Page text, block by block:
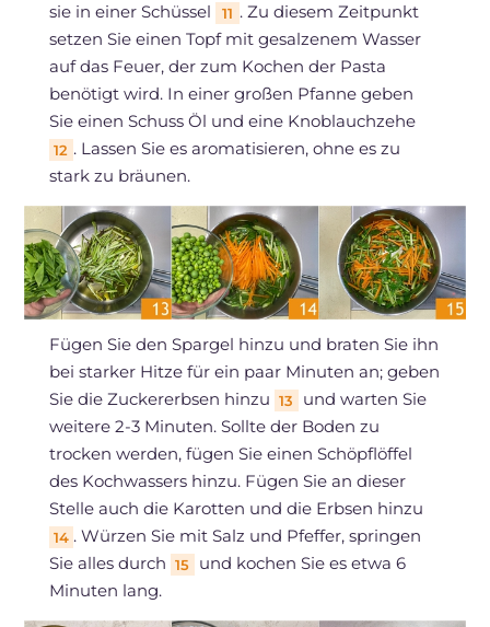
sie in einer Schüssel
11 . Zu diesem Zeitpunkt
setzen Sie einen Topf mit gesalzenem Wasser
auf das Feuer, der zum Kochen der Pasta
benötigt wird. In einer großen Pfanne geben
Sie einen Schuss Öl und eine Knoblauchzehe
12 . Lassen Sie es aromatisieren, ohne es zu
stark zu bräunen.
Fügen Sie den Spargel hinzu und braten Sie ihn
bei starker Hitze für ein paar Minuten an; geben
Sie die Zuckererbsen hinzu 13
und warten Sie
weitere 2-3 Minuten. Sollte der Boden zu
trocken werden, fügen Sie einen Schöpflöffel
des Kochwassers hinzu. Fügen Sie an dieser
Stelle auch die Karotten und die Erbsen hinzu
14 . Würzen Sie mit Salz und Pfeffer, springen
Sie alles durch 15
und kochen Sie es etwa 6
Minuten lang.